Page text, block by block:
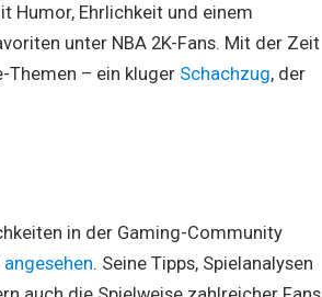
Humor, Ehrlichkeit und einem
unter NBA 2K-Fans. Mit der Zeit
Themen – ein kluger Schachzug, der
in der Gaming-Community
angesehen. Seine Tipps, Spielanalysen